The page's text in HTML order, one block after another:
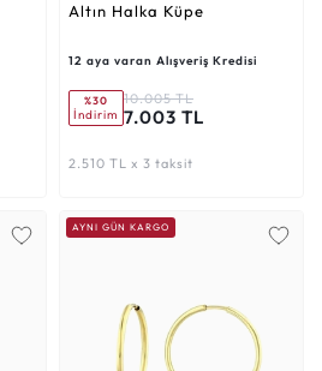
Altın Halka Küpe
12 aya varan Alışveriş Kredisi
%30
İndirim
10.005 TL
7.003 TL
2.510 TL x 3 taksit
AYNI GÜN KARGO